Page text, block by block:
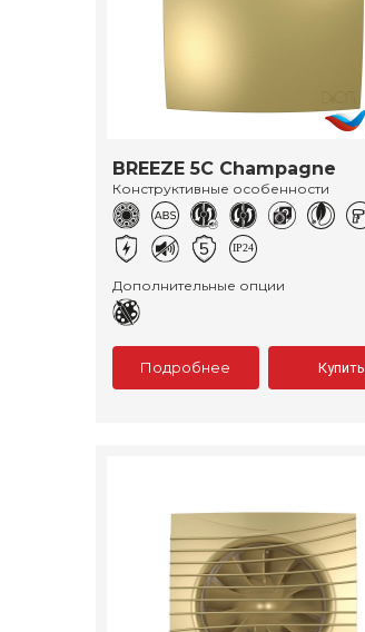
BREEZE 5C Champagne
Конструктивные особенности
Дополнительные опции
Подробнее Купить